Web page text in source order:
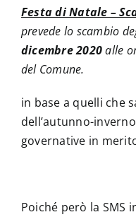
Festa di Natale –
prevede lo scambio
dicembre 2020alle
del Comune.
in base a quelli che
dell’autunno-
governative in
Poiché però la SMS